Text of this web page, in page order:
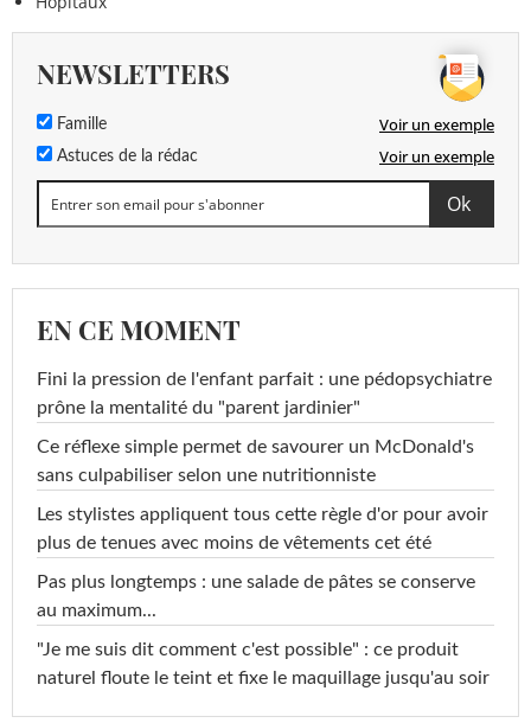
NEWSLETTERS
Famille Voir un exemple
Astuces de la rédac Voir un exemple
EN CE MOMENT
Fini la pression de l'enfant parfait : une pédopsychiatre
prône la mentalité du "parent jardinier"
Ce réflexe simple permet de savourer un McDonald's
sans culpabiliser selon une nutritionniste
Les stylistes appliquent tous cette règle d'or pour avoir
plus de tenues avec moins de vêtements cet été
Pas plus longtemps : une salade de pâtes se conserve
au maximum...
"Je me suis dit comment c'est possible" : ce produit
naturel floute le teint et fixe le maquillage jusqu'au soir